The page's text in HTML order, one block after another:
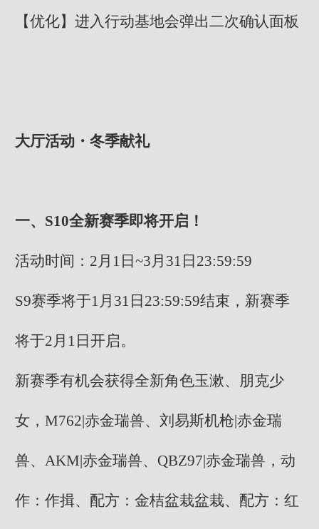
【优化】进入行动基地会弹出二次确认面板
大厅活动・冬季献礼
一、S10全新赛季即将开启！
活动时间：2月1日~3月31日23:59:59
S9赛季将于1月31日23:59:59结束，新赛季
将于2月1日开启。
新赛季有机会获得全新角色玉漱、朋克少
女，M762|赤金瑞兽、刘易斯机枪|赤金瑞
兽、AKM|赤金瑞兽、QBZ97|赤金瑞兽，动
作：作揖、配方：金桔盆栽盆栽、配方：红